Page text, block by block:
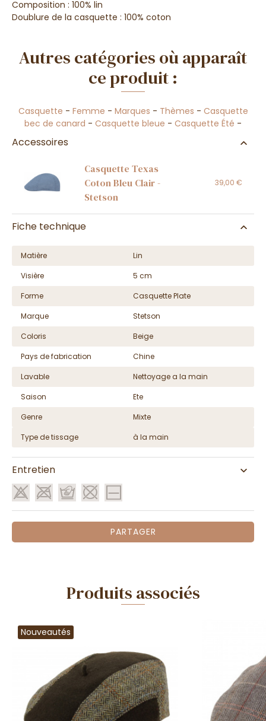
Composition : 100% lin
Doublure de la casquette : 100% coton
Autres catégories où apparaît
ce produit :
Casquette - Femme - Marques - Thèmes - Casquette
bec de canard - Casquette bleue - Casquette Été -
Accessoires
Casquette Texas
Coton Bleu Clair -
Stetson
39,00 €
Fiche technique
Matière
Lin
Visière
5 cm
Forme
Casquette Plate
Marque
Stetson
Coloris
Beige
Pays de fabrication
Chine
Lavable
Nettoyage a la main
Saison
Ete
Genre
Mixte
Type de tissage
à la main
Entretien
PARTAGER
Produits associés
Nouveautés